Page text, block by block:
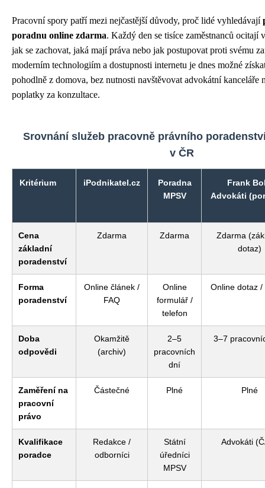
Pracovní spory patří mezi nejčastější důvody, proč lidé vyhledávají
poradnu online zdarma. Každý den se tisíce zaměstnanců ocitají
jak se zachovat, jaká mají práva nebo jak postupovat proti svému
moderním technologiím a dostupnosti internetu je dnes možné
pohodlně z domova, bez nutnosti navštěvovat advokátní kanceláře
poplatky za konzultace.
Srovnání služeb pracovně právního
v ČR
Kritérium iPodnikatel.cz
Poradna
MPSV
Frank
Advokáti
Cena
základní
poradenství
Zdarma Zdarma
Zdarma
dotaz)
Forma
poradenství
Online článek /
FAQ
Online
formulář /
telefon
Online dotaz /
Doba
odpovědi
Okamžitě
(archiv)
2–5
pracovních
dní
3–7
Zaměření na
pracovní
právo
Částečné Plné Plné
Kvalifikace
poradce
Redakce /
odborníci
Státní
úředníci
MPSV
Advokáti